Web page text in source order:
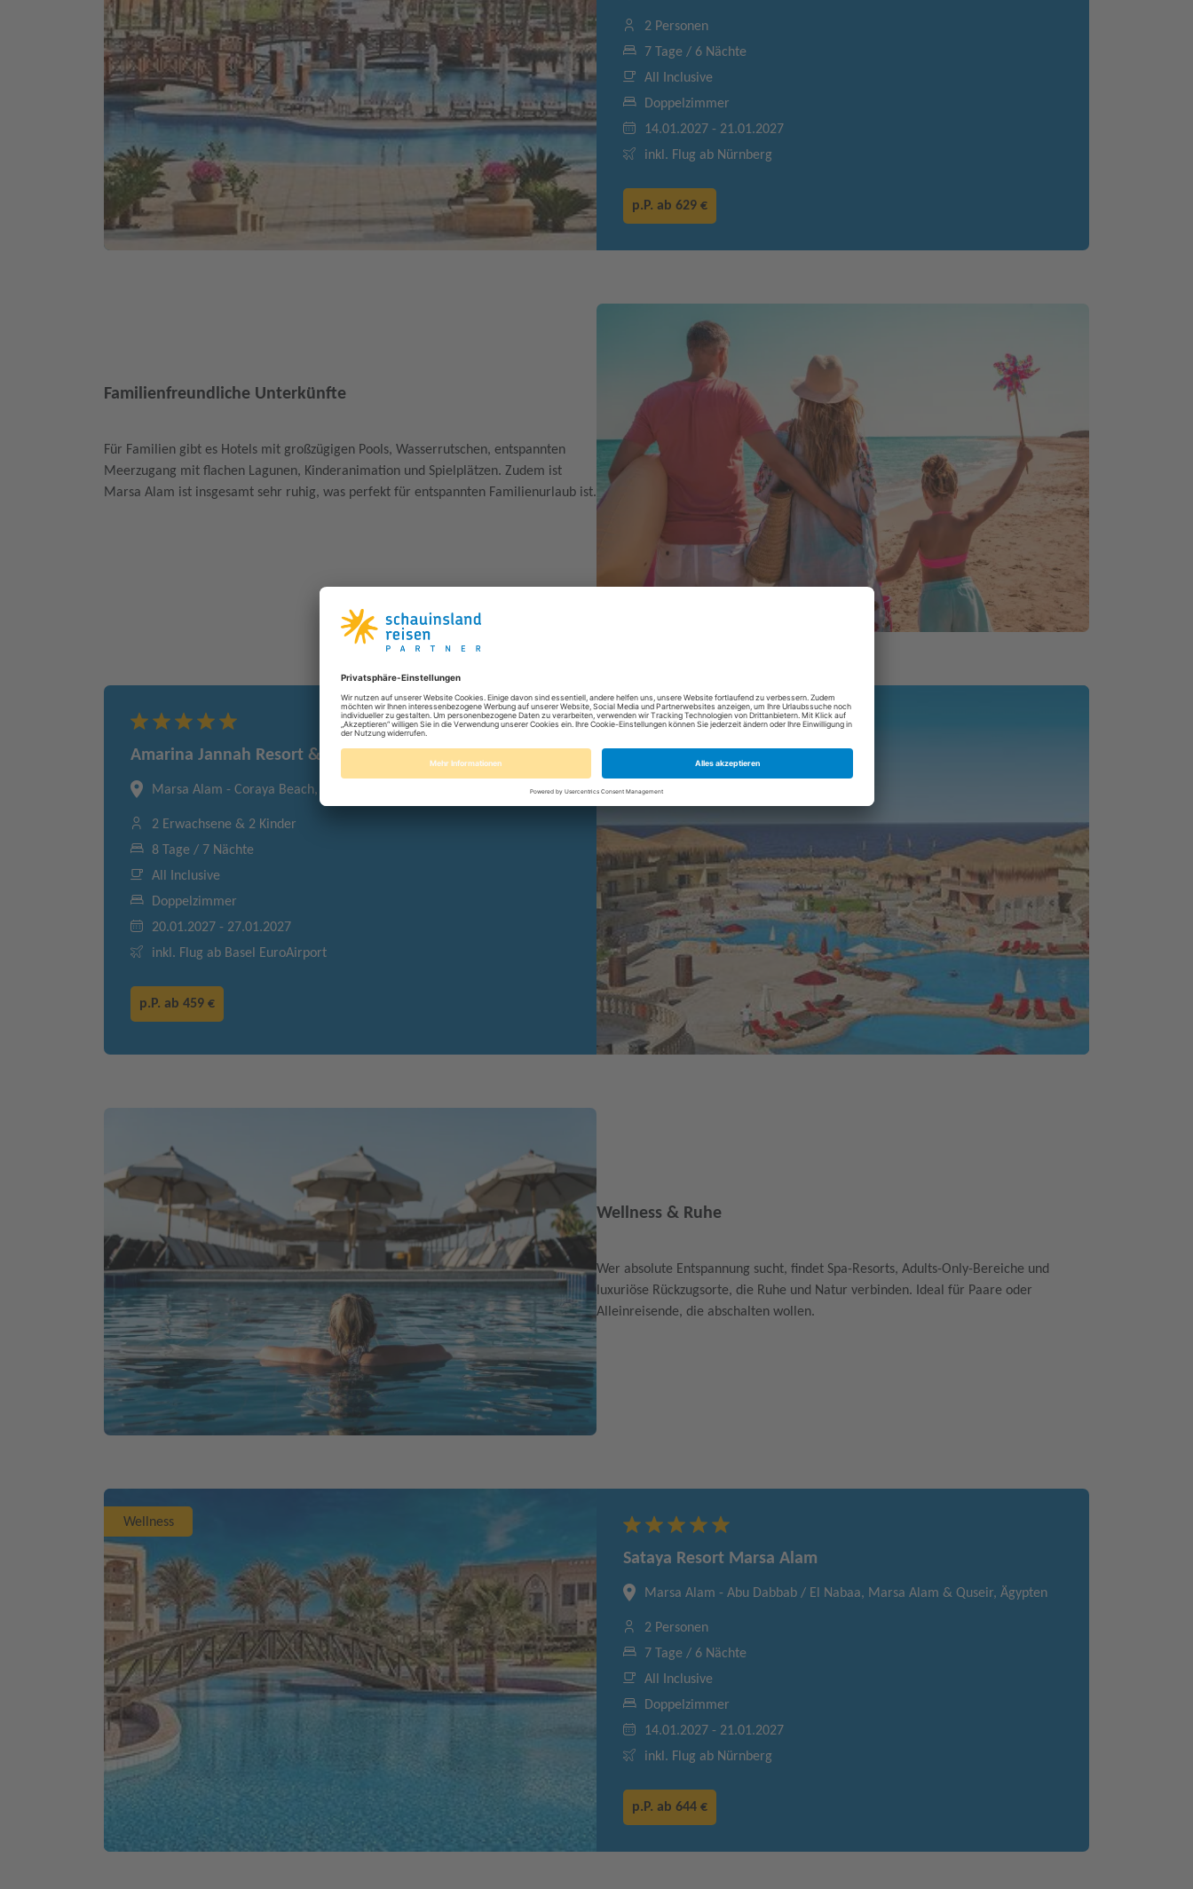
2 Personen
7 Tage / 6 Nächte
All Inclusive
Doppelzimmer
14.01.2027 - 21.01.2027
inkl. Flug ab Nürnberg
p.P. ab 629 €
Familienfreundliche Unterkünfte
Für Familien gibt es Hotels mit großzügigen Pools, Wasserrutschen, entspannten
Meerzugang mit flachen Lagunen, Kinderanimation und Spielplätzen. Zudem ist
Marsa Alam ist insgesamt sehr ruhig, was perfekt für entspannten Familienurlaub ist.
Familienurlaub
Amarina Jannah Resort & Aqua Park
Marsa Alam - Coraya Beach, Marsa Alam & Quseir, Ägypten
2 Erwachsene & 2 Kinder
8 Tage / 7 Nächte
All Inclusive
Doppelzimmer
20.01.2027 - 27.01.2027
inkl. Flug ab Basel EuroAirport
p.P. ab 459 €
Wellness & Ruhe
Wer absolute Entspannung sucht, findet Spa-Resorts, Adults-Only-Bereiche und
luxuriöse Rückzugsorte, die Ruhe und Natur verbinden. Ideal für Paare oder
Alleinreisende, die abschalten wollen.
Wellness
Sataya Resort Marsa Alam
Marsa Alam - Abu Dabbab / El Nabaa, Marsa Alam & Quseir, Ägypten
2 Personen
7 Tage / 6 Nächte
All Inclusive
Doppelzimmer
14.01.2027 - 21.01.2027
inkl. Flug ab Nürnberg
p.P. ab 644 €